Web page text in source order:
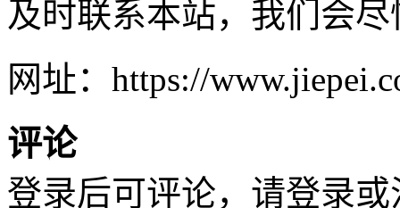
及时联系本站，我们会
网址：https://
评论
登录后可评论，请登录或